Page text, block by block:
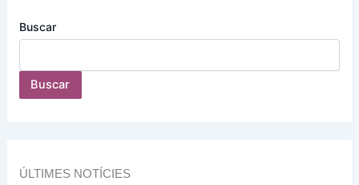
Buscar
Buscar
ÚLTIMES NOTÍCIES